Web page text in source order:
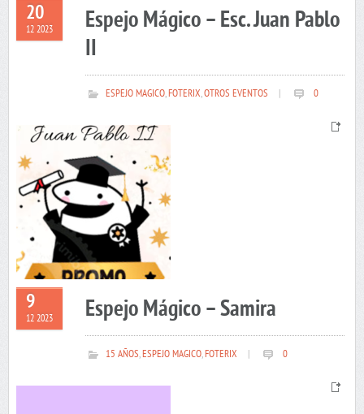
20
12 2023
Espejo Mágico – Esc. Juan Pablo
II
ESPEJO MAGICO,FOTERIX,OTROS EVENTOS 0
9
12 2023 Espejo Mágico – Samira
15 AÑOS,ESPEJO MAGICO,FOTERIX 0